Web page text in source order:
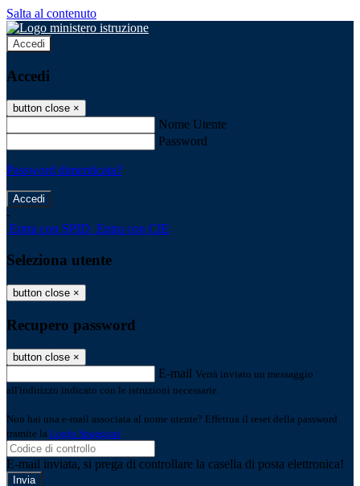
Salta al contenuto
Accedi
Accedi
button close ×
Nome Utente
Password
Password dimenticata?
-
Entra con SPID Entra con CIE
Seleziona utente
button close ×
Recupero password
button close ×
E-mail Verrà inviato un messaggio
all'indirizzo indicato con le istruzioni necessarie.
Non hai una e-mail associata al nome utente? Effettua il reset della password
tramite la Login Spaggiari
E-mail inviata, si prega di controllare la casella di posta elettronica!